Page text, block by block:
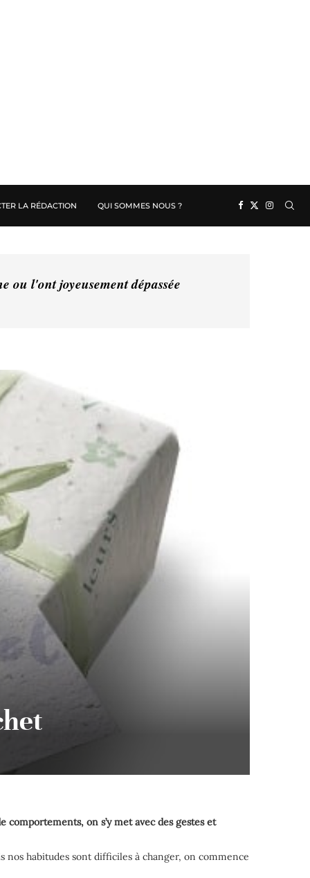
LA RÉDACTION QUI SOMMES NOUS ?
ou l'ont joyeusement dépassée
comportements, on s’y met avec des gestes et
nos habitudes sont difficiles à changer, on commence